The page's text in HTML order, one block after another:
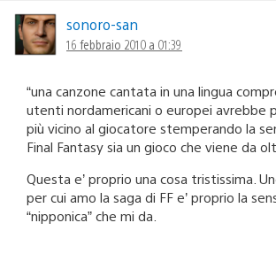
sonoro-san
16 febbraio 2010 a 01:39
“una canzone cantata in una lingua
utenti nordamericani o europei avrebbe
più vicino al giocatore stemperando la
Final Fantasy sia un gioco che viene da
Questa e’ proprio una cosa tristissima.
per cui amo la saga di FF e’ proprio la
“nipponica” che mi da.